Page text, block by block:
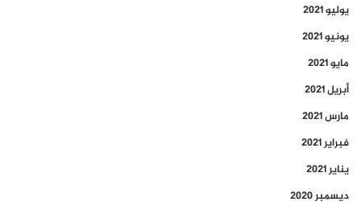
يوليو 2021
يونيو 2021
مايو 2021
أبريل 2021
مارس 2021
فبراير 2021
يناير 2021
ديسمبر 2020